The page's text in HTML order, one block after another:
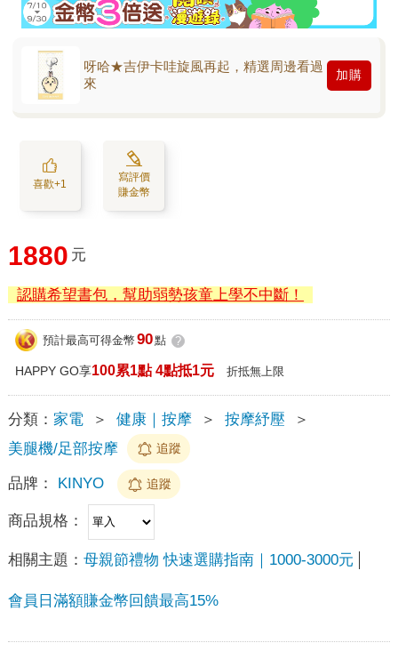
呀哈★吉伊卡哇旋風再起，精選周邊看過
來
加購
喜歡+1
寫評價
賺金幣
1880 元
認購希望書包，幫助弱勢孩童上學不中斷！
預計最高可得金幣 90點 ?
HAPPY GO享100累1點 4點抵1元 折抵無上限
分類： 家電 ＞ 健康｜按摩 ＞ 按摩紓壓
＞
美腿機/足部按摩
追蹤
品牌： KINYO 追蹤
商品規格：
相關主題： 母親節禮物 快速選購指南｜1000-3000元
會員日滿額賺金幣回饋最高15%